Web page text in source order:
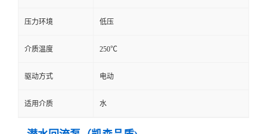
压力环境 低压
介质温度 250℃
驱动方式 电动
适用介质 水